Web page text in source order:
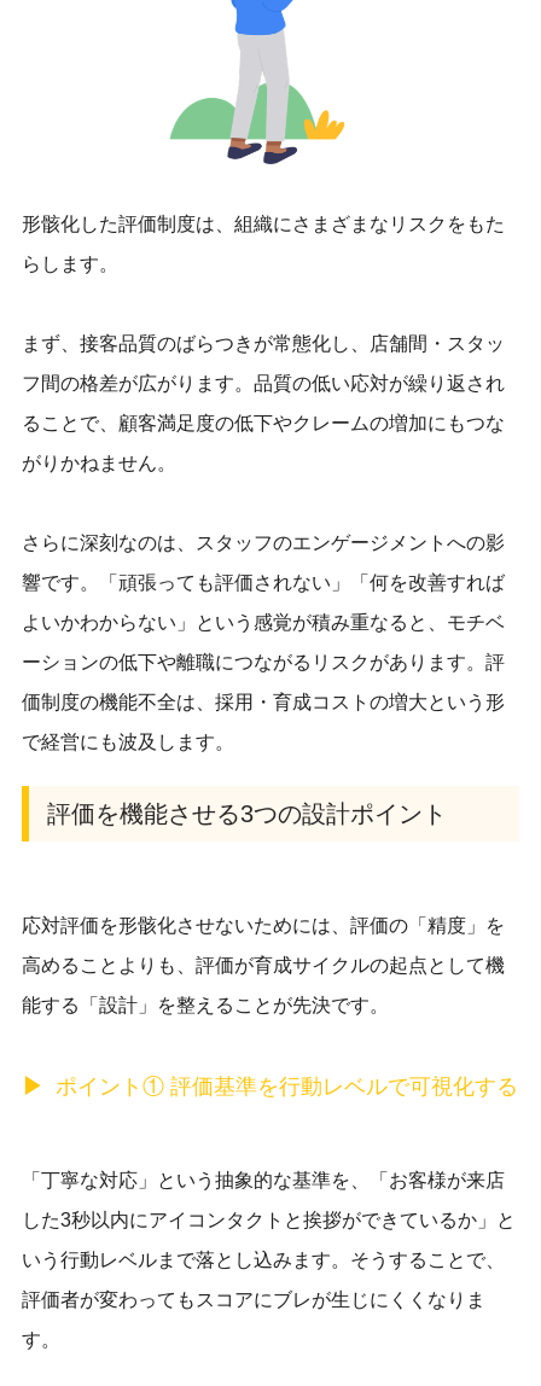
形骸化した評価制度は、組織にさまざまなリスクをもた
らします。
まず、接客品質のばらつきが常態化し、店舗間・スタッ
フ間の格差が広がります。品質の低い応対が繰り返され
ることで、顧客満足度の低下やクレームの増加にもつな
がりかねません。
さらに深刻なのは、スタッフのエンゲージメントへの影
響です。「頑張っても評価されない」「何を改善すれば
よいかわからない」という感覚が積み重なると、モチベ
ーションの低下や離職につながるリスクがあります。評
価制度の機能不全は、採用・育成コストの増大という形
で経営にも波及します。
評価を機能させる3つの設計ポイント
応対評価を形骸化させないためには、評価の「精度」を
高めることよりも、評価が育成サイクルの起点として機
能する「設計」を整えることが先決です。
ポイント① 評価基準を行動レベルで可視化する
「丁寧な対応」という抽象的な基準を、「お客様が来店
した3秒以内にアイコンタクトと挨拶ができているか」と
いう行動レベルまで落とし込みます。そうすることで、
評価者が変わってもスコアにブレが生じにくくなりま
す。